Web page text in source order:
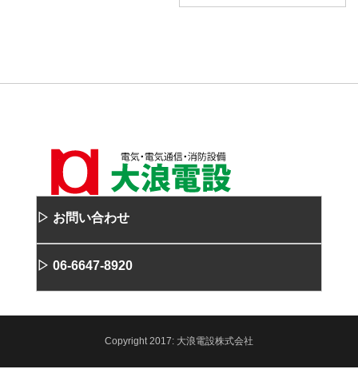
▷ お問い合わせ
▷ 06-6647-8920
Copyright2017: 大浪電設株式会社